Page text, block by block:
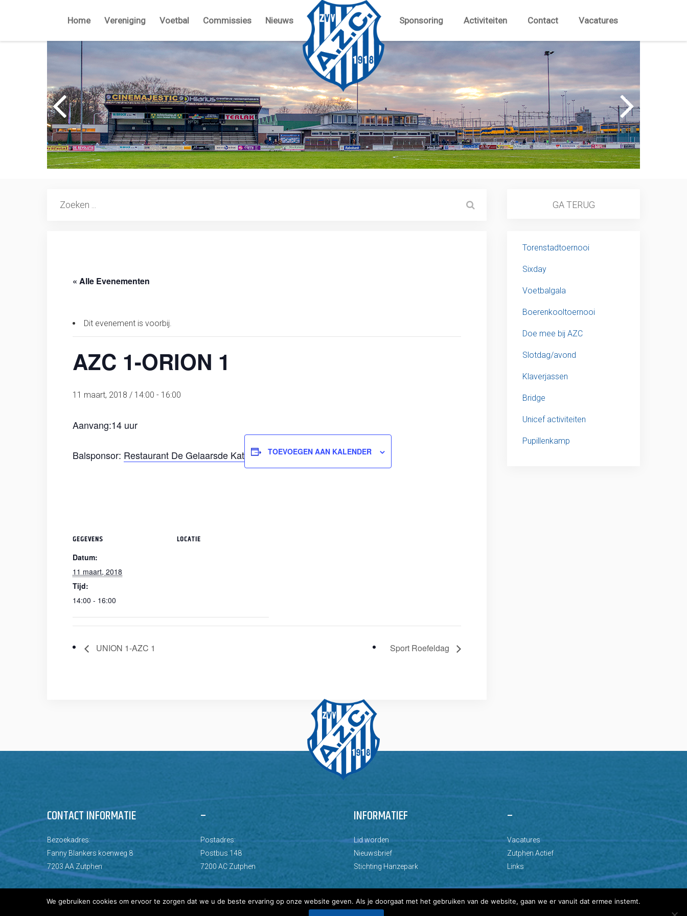
Home Vereniging Voetbal Commissies Nieuws Sponsoring Activiteiten Contact Vacatures
GA TERUG
« Alle Evenementen
Dit evenement is voorbij.
AZC 1-ORION 1
11 maart, 2018 / 14:00 - 16:00
Aanvang:14 uur
Balsponsor: Restaurant De Gelaarsde Kat TOEVOEGEN AAN KALENDER
GEGEVENS
Datum:
11 maart, 2018
Tijd:
14:00 - 16:00
LOCATIE
UNION 1-AZC 1 Sport Roefeldag
Torenstadtoernooi
Sixday
Voetbalgala
Boerenkooltoernooi
Doe mee bij AZC
Slotdag/avond
Klaverjassen
Bridge
Unicef activiteiten
Pupillenkamp
CONTACT INFORMATIE
Bezoekadres:
Fanny Blankers koenweg 8
7203 AA Zutphen
–
Postadres:
Postbus 148
7200 AC Zutphen
INFORMATIEF
Lid worden
Nieuwsbrief
Stichting Hanzepark
–
Vacatures
Zutphen Actief
Links
We gebruiken cookies om ervoor te zorgen dat we u de beste ervaring op onze website geven. Als je doorgaat met het gebruiken van de website, gaan we er vanuit dat ermee instemt.